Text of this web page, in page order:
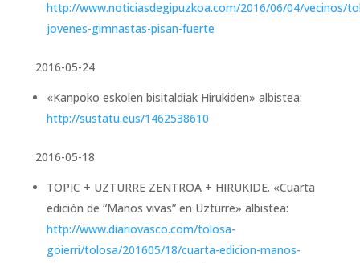
http://www.noticiasdegipuzkoa.com/2016/06/04/vecinos/
jovenes-gimnastas-pisan-fuerte
2016-05-24
«Kanpoko eskolen bisitaldiak Hirukiden» albistea:
http://sustatu.eus/1462538610
2016-05-18
TOPIC + UZTURRE ZENTROA + HIRUKIDE. «Cuarta
edición de “Manos vivas” en Uzturre» albistea:
http://www.diariovasco.com/tolosa-
goierri/tolosa/201605/18/cuarta-edicion-manos-